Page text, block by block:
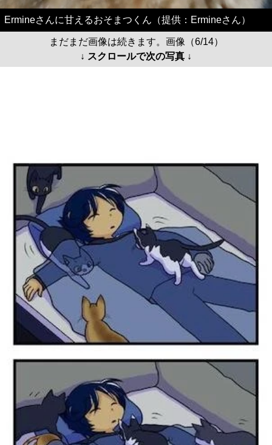
Ermineさんに甘えるおそまつくん（提供：Ermineさん）
まだまだ画像は続きます。画像（6/14）
↓ スクロールで次の写真 ↓